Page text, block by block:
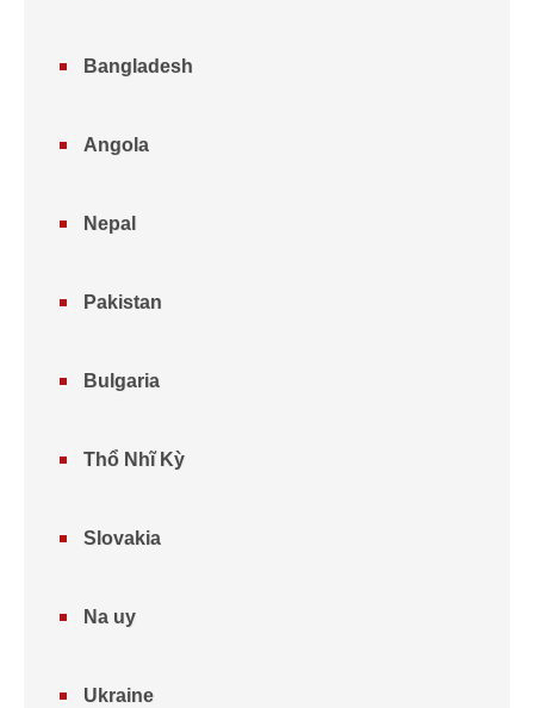
Bangladesh
Angola
Nepal
Pakistan
Bulgaria
Thổ Nhĩ Kỳ
Slovakia
Na uy
Ukraine